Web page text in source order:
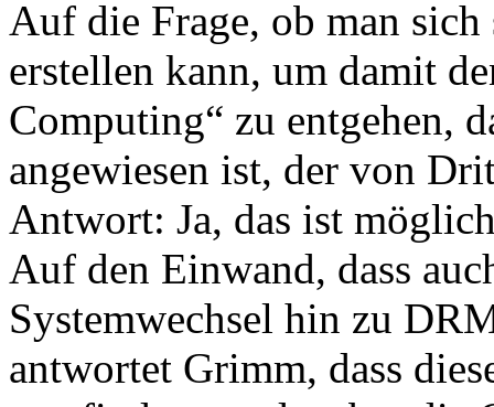
Auf die Frage, ob man sich
erstellen kann, um damit
Computing“ zu entgehen,
angewiesen ist, der von
Antwort: Ja, das ist
Auf den Einwand, dass
Systemwechsel hin zu
antwortet Grimm, dass